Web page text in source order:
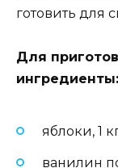
готовить для
Для
ингредиенты:
яблоки, 1
ванилин